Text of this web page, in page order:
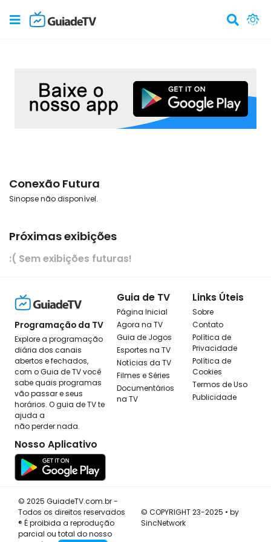
Conexão Futura
Sinopse não disponível.
Próximas exibições
:( Sem exibições futuras!
Programação da TV
Explore a programação
diária dos canais
abertos e fechados,
com o Guia de TV você
sabe quais programas
vão passar e seus
horários. O guia de TV te
ajuda a
não perder nada.
Nosso Aplicativo
Guia de TV
Página Inicial
Agora na TV
Guia de Jogos
Esportes na TV
Notícias da TV
Filmes e Séries
Documentários
na TV
Links Úteis
Sobre
Contato
Política de
Privacidade
Política de
Cookies
Termos de Uso
Publicidade
© 2025 GuiadeTV.com.br -
Todos os direitos reservados
® É proibida a reprodução
parcial ou total do nosso
© COPYRIGHT 23-2025 • by
SincNetwork